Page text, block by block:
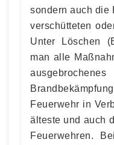
sondern auch die
verschütteten
Unter Löschen
man alle
Feuerwehr in
älteste und auch
Feuerwehren.